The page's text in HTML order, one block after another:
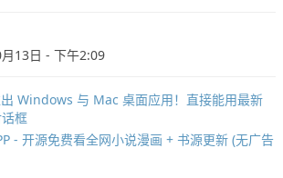
13日 - 下午2:09
Windows 与 Mac 桌面应用！直接能用最新
框
- 开源免费看全网小说漫画 + 书源更新 (无广告